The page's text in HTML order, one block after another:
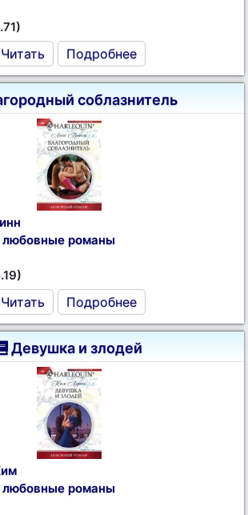
Читать Подробнее
соблазнитель
любовные романы
Читать Подробнее
Девушка и злодей
любовные романы